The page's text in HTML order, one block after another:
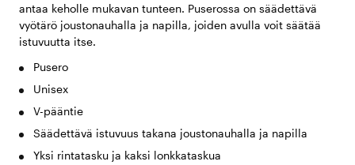
antaa keholle mukavan tunteen. Puserossa on säädettävä
vyötärö joustonauhalla ja napilla, joiden avulla voit säätää
istuvuutta itse.
Pusero
Unisex
V-pääntie
Säädettävä istuvuus takana joustonauhalla ja napilla
Yksi rintatasku ja kaksi lonkkataskua